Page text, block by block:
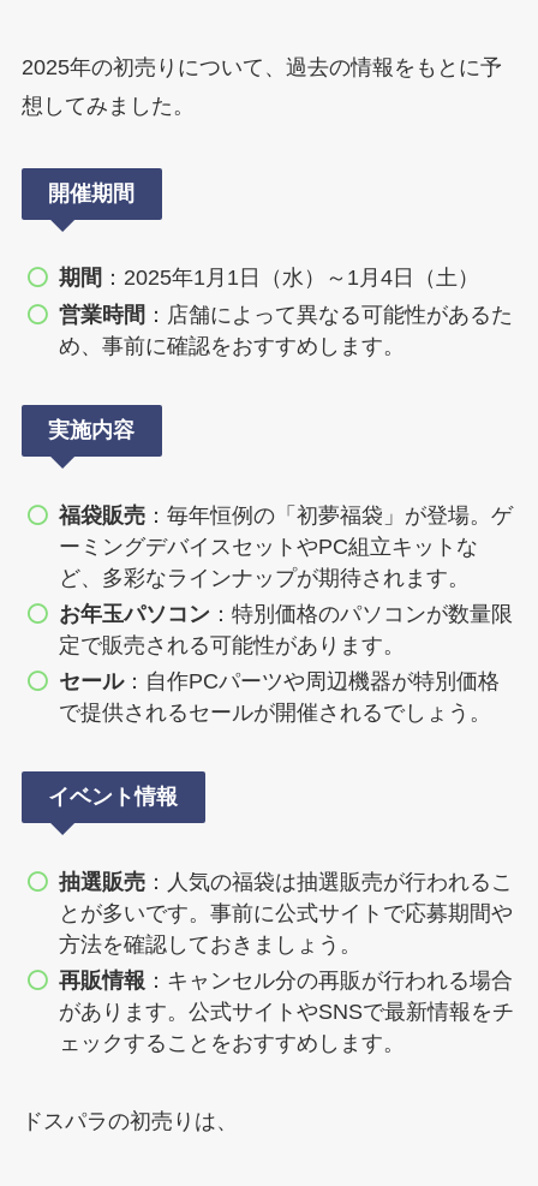
2025年の初売りについて、過去の情報をもとに予
想してみました。
開催期間
期間 ：2025年1月1日（水）～1月4日（土）
営業時間 ：店舗によって異なる可能性があるた
め、事前に確認をおすすめします。
実施内容
福袋販売 ：毎年恒例の「初夢福袋」が登場。ゲ
ーミングデバイスセットやPC組立キットな
ど、多彩なラインナップが期待されます。
お年玉パソコン ：特別価格のパソコンが数量限
定で販売される可能性があります。
セール：自作PCパーツや周辺機器が特別価格
で提供されるセールが開催されるでしょう。
イベント情報
抽選販売 ：人気の福袋は抽選販売が行われるこ
とが多いです。事前に公式サイトで応募期間や
方法を確認しておきましょう。
再販情報 ：キャンセル分の再販が行われる場合
があります。公式サイトやSNSで最新情報をチ
ェックすることをおすすめします。
ドスパラの初売りは、